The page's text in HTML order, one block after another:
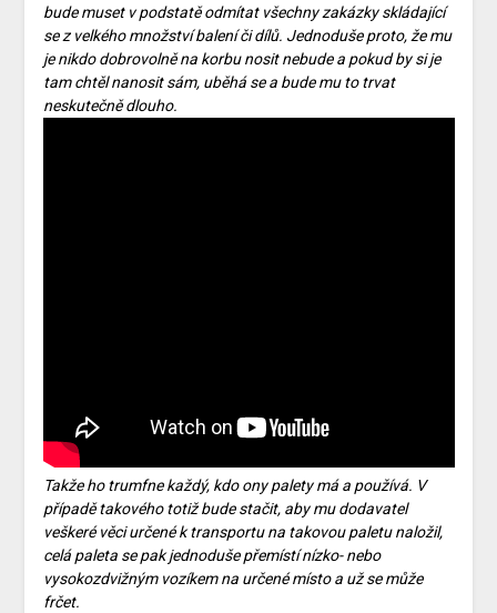
bude muset v podstatě odmítat všechny zakázky skládající
se z velkého množství balení či dílů. Jednoduše proto, že mu
je nikdo dobrovolně na korbu nosit nebude a pokud by si je
tam chtěl nanosit sám, uběhá se a bude mu to trvat
neskutečně dlouho.
Takže ho trumfne každý, kdo ony palety má a používá. V
případě takového totiž bude stačit, aby mu dodavatel
veškeré věci určené k transportu na takovou paletu naložil,
celá paleta se pak jednoduše přemístí nízko- nebo
vysokozdvižným vozíkem na určené místo a už se může
frčet.